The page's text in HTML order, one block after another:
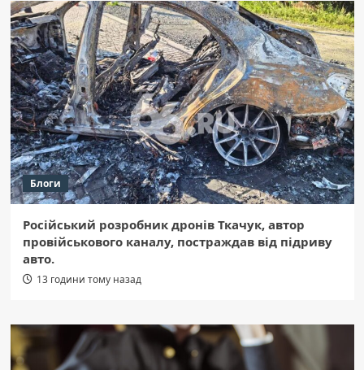
Блоги
Російський розробник дронів Ткачук, автор
провійськового каналу, постраждав від підриву
авто.
13 години тому назад